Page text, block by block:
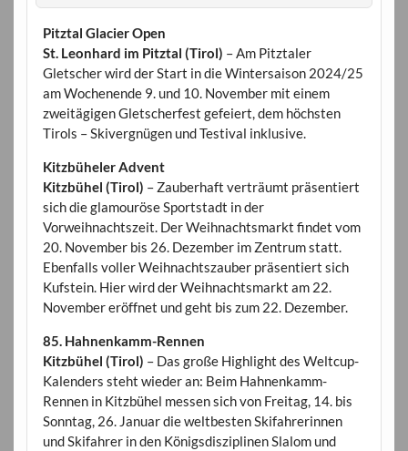
Pitztal Glacier Open
St. Leonhard im Pitztal (Tirol) – Am Pitztaler
Gletscher wird der Start in die Wintersaison 2024/25
am Wochenende 9. und 10. November mit einem
zweitägigen Gletscherfest gefeiert, dem höchsten
Tirols – Skivergnügen und Testival inklusive.
Kitzbüheler Advent
Kitzbühel (Tirol) – Zauberhaft verträumt präsentiert
sich die glamouröse Sportstadt in der
Vorweihnachtszeit. Der Weihnachtsmarkt findet vom
20. November bis 26. Dezember im Zentrum statt.
Ebenfalls voller Weihnachtszauber präsentiert sich
Kufstein. Hier wird der Weihnachtsmarkt am 22.
November eröffnet und geht bis zum 22. Dezember.
85. Hahnenkamm-Rennen
Kitzbühel (Tirol) – Das große Highlight des Weltcup-
Kalenders steht wieder an: Beim Hahnenkamm-
Rennen in Kitzbühel messen sich von Freitag, 14. bis
Sonntag, 26. Januar die weltbesten Skifahrerinnen
und Skifahrer in den Königsdisziplinen Slalom und